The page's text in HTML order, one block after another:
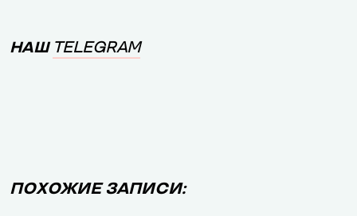
НАШ TELEGRAM
ПОХОЖИЕ ЗАПИСИ: